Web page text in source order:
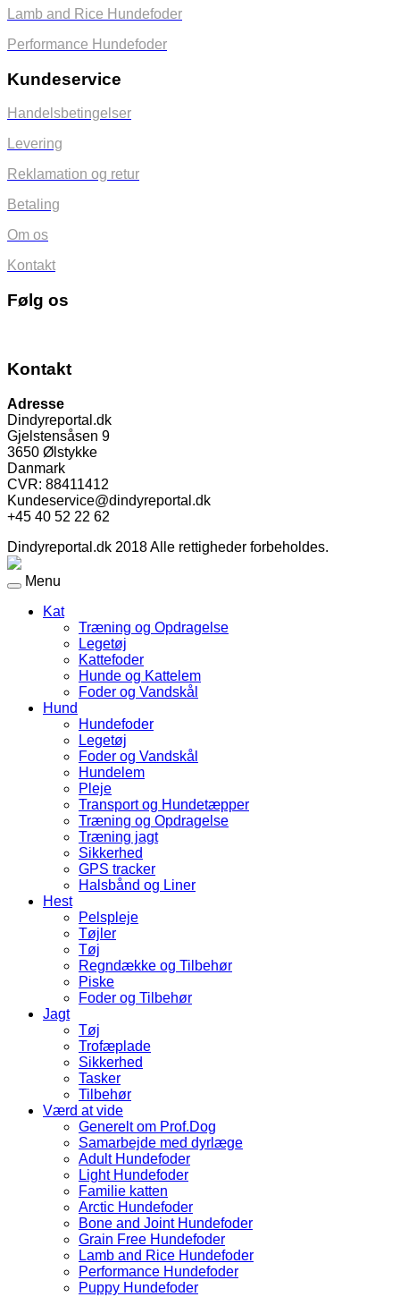
Lamb and Rice Hundefoder
Performance Hundefoder
Kundeservice
Handelsbetingelser
Levering
Reklamation og retur
Betaling
Om os
Kontakt
Følg os
Kontakt
Adresse
Dindyreportal.dk
Gjelstensåsen 9
3650 Ølstykke
Danmark
CVR: 88411412
Kundeservice@dindyreportal.dk
+45 40 52 22 62
Dindyreportal.dk 2018 Alle rettigheder forbeholdes.
Menu
Kat
Træning og Opdragelse
Legetøj
Kattefoder
Hunde og Kattelem
Foder og Vandskål
Hund
Hundefoder
Legetøj
Foder og Vandskål
Hundelem
Pleje
Transport og Hundetæpper
Træning og Opdragelse
Træning jagt
Sikkerhed
GPS tracker
Halsbånd og Liner
Hest
Pelspleje
Tøjler
Tøj
Regndække og Tilbehør
Piske
Foder og Tilbehør
Jagt
Tøj
Trofæplade
Sikkerhed
Tasker
Tilbehør
Værd at vide
Generelt om Prof.Dog
Samarbejde med dyrlæge
Adult Hundefoder
Light Hundefoder
Familie katten
Arctic Hundefoder
Bone and Joint Hundefoder
Grain Free Hundefoder
Lamb and Rice Hundefoder
Performance Hundefoder
Puppy Hundefoder